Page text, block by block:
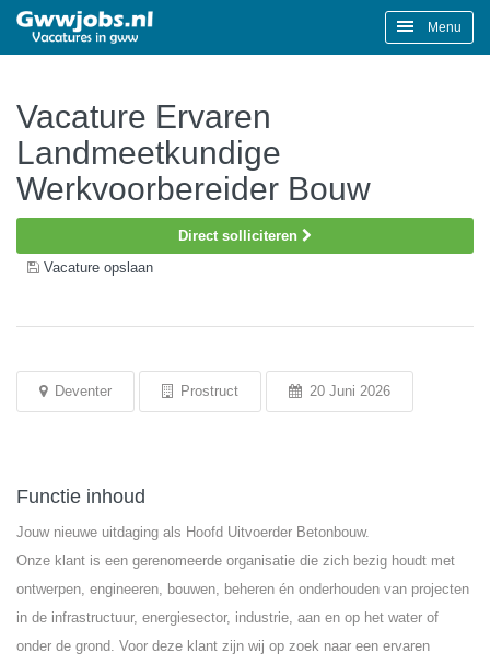
Menu
Vacature Ervaren
Landmeetkundige
Werkvoorbereider Bouw
Direct solliciteren
Vacature opslaan
Deventer Prostruct 20 Juni 2026
Functie inhoud
Jouw nieuwe uitdaging als Hoofd Uitvoerder Betonbouw.
Onze klant is een gerenomeerde organisatie die zich bezig houdt met
ontwerpen, engineeren, bouwen, beheren én onderhouden van projecten
in de infrastructuur, energiesector, industrie, aan en op het water of
onder de grond. Voor deze klant zijn wij op zoek naar een ervaren